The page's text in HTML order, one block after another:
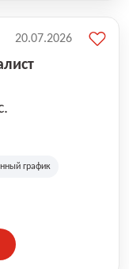
график
20.07.2026